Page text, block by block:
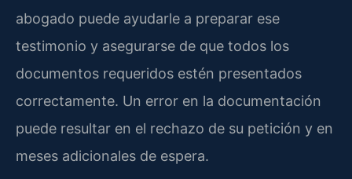
abogado puede ayudarle a preparar ese
testimonio y asegurarse de que todos los
documentos requeridos estén presentados
correctamente. Un error en la documentación
puede resultar en el rechazo de su petición y en
meses adicionales de espera.